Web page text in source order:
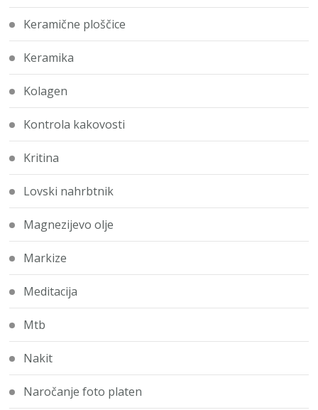
Keramične ploščice
Keramika
Kolagen
Kontrola kakovosti
Kritina
Lovski nahrbtnik
Magnezijevo olje
Markize
Meditacija
Mtb
Nakit
Naročanje foto platen